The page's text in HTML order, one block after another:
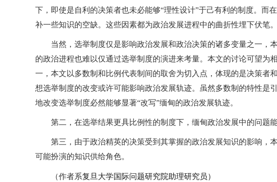
下，即使是自利的决策者也未必能够“理性设计”于己有利的制度。而
补一些知识的空缺。这些因素都为政治发展进程中的曲折性埋下伏笔。
当然，选举制度仅是影响政治发展和政治决策的诸多变量之一，
的政治进程也难以仅通过选举制度的演进来考量。本文的讨论可望为
一，本文以多数制和比例代表制间的取舍为切入点，体现的是决策者
想选举制度的改变或许可能影响政治发展轨迹。虽然多数制的特性是
地改变选举制度必然能够显著“改写”缅甸的政治发展轨迹。
第二，在选举结果更具比例性的制度下，缅甸政治发展中的问题
第三，由于政治精英的决策受到其掌握的政治发展知识的影响
可能扮演的知识供给角色。
（作者系复旦大学国际问题研究院助理研究员）